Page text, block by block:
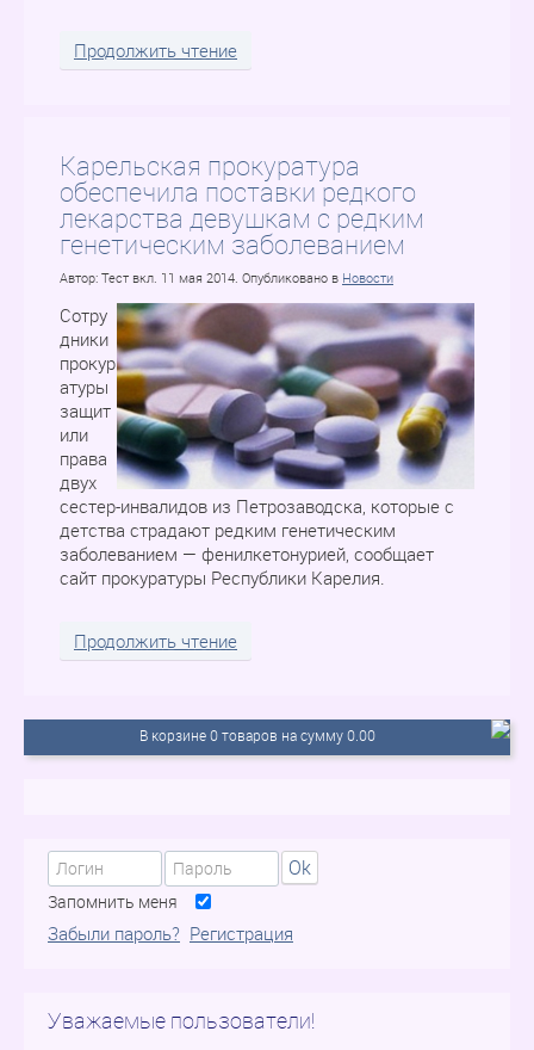
Продолжить чтение
Карельская прокуратура
обеспечила поставки редкого
лекарства девушкам с редким
генетическим заболеванием
Автор: Тест вкл. 11 мая 2014. Опубликовано в Новости
Сотру
дники
прокур
атуры
защит
или
права
двух
сестер-инвалидов из Петрозаводска, которые с
детства страдают редким генетическим
заболеванием — фенилкетонурией, сообщает
сайт прокуратуры Республики Карелия.
Продолжить чтение
В корзине 0 товаров на сумму 0.00
Ok
Запомнить меня
Забыли пароль? Регистрация
Уважаемые пользователи!